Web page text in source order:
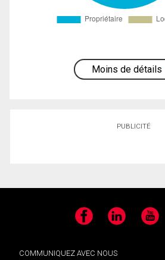
Moins de détails
PUBLICITÉ
Facebook LinkedIn YouTube
COMMUNIQUEZ AVEC NOUS